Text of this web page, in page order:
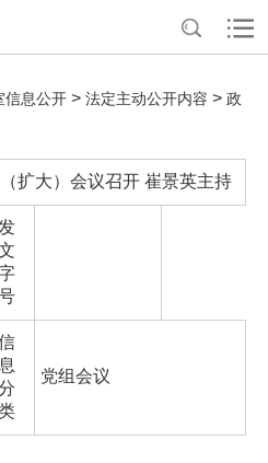
信息公开 > 法定主动公开内容 > 政
扩大）会议召开 崔景英主持
发
息
党组会议